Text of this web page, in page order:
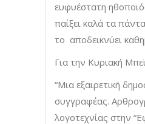
ευφυέστατη
παίξει καλά τα
το αποδεικνύει
Για την Κυριακή
“Μια εξαιρετική
συγγραφέας.
λογοτεχνίας στην